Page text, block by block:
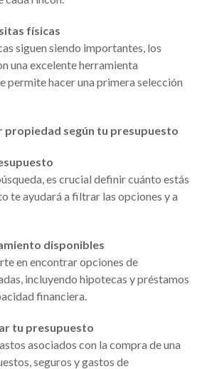
físicas
siguen siendo importantes, los
una excelente herramienta
permite hacer una primera selección
propiedad según tu presupuesto
es crucial definir cuánto estás
te ayudará a filtrar las opciones y a
disponibles
en encontrar opciones de
incluyendo hipotecas y préstamos
financiera.
tu presupuesto
asociados con la compra de una
seguros y gastos de